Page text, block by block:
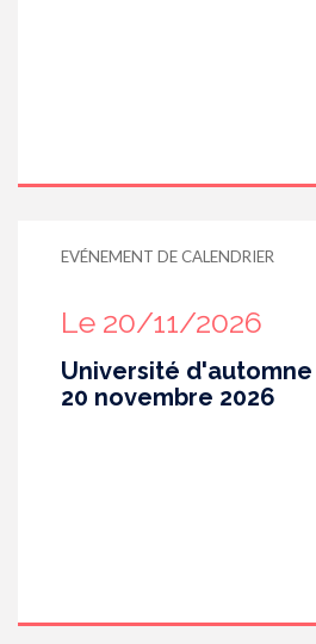
EVÉNEMENT DE CALENDRIER
Le 20/11/2026
Université d'automne
20 novembre 2026